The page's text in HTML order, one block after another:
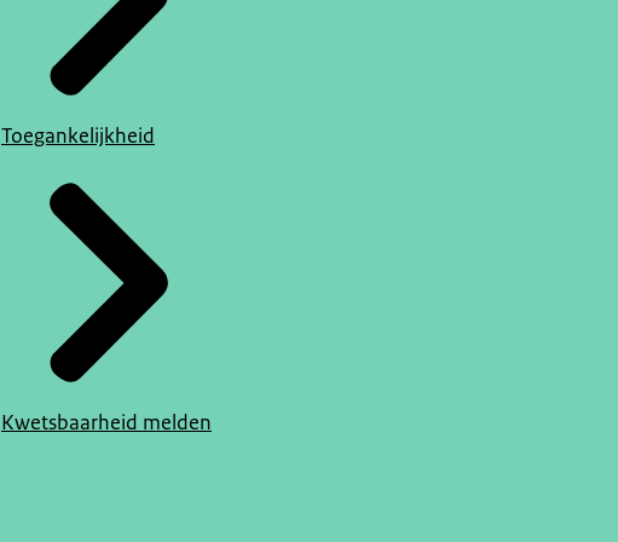
Toegankelijkheid
Kwetsbaarheid melden